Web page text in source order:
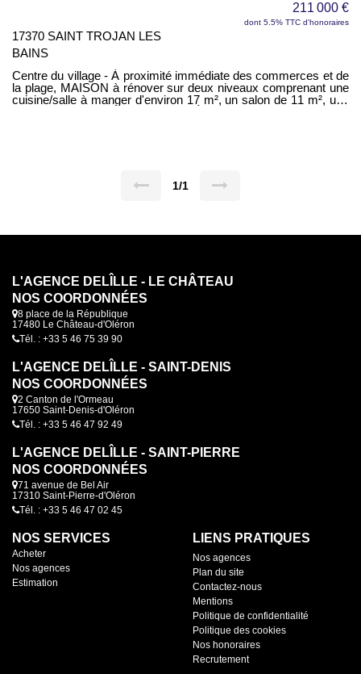
211 000 €
dont 5.5% TTC d'honoraires
17370 SAINT TROJAN LES
BAINS
Centre du village - À proximité immédiate des commerces et de
la plage, MAISON à rénover sur deux niveaux comprenant une
cuisine/salle à manger d'environ 17 m², un salon de 11 m², une
1/1
L'AGENCE DELÎLLE - LE CHÂTEAU
NOS COORDONNÉES
8 place de la République
17480 Le Château-d'Oléron
Tél. : +33 5 46 75 39 90
L'AGENCE DELÎLLE - SAINT-DENIS
NOS COORDONNÉES
2 Canton de l'Ormeau
17650 Saint-Denis-d'Oléron
Tél. : +33 5 46 47 92 49
L'AGENCE DELÎLLE - SAINT-PIERRE
NOS COORDONNÉES
71 avenue de Bel Air
17310 Saint-Pierre-d'Oléron
Tél. : +33 5 46 47 02 45
NOS SERVICES
Acheter
Nos agences
Estimation
LIENS PRATIQUES
Nos agences
Plan du site
Contactez-nous
Mentions
Politique de confidentialité
Politique des cookies
Nos honoraires
Recrutement